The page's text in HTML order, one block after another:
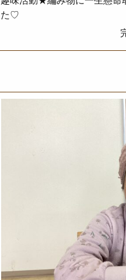
た♡